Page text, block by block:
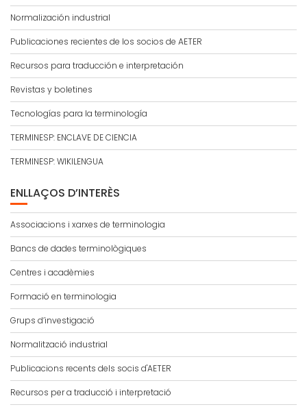
Normalización industrial
Publicaciones recientes de los socios de AETER
Recursos para traducción e interpretación
Revistas y boletines
Tecnologías para la terminología
TERMINESP: ENCLAVE DE CIENCIA
TERMINESP: WIKILENGUA
ENLLAÇOS D’INTERÈS
Associacions i xarxes de terminologia
Bancs de dades terminològiques
Centres i acadèmies
Formació en terminologia
Grups d’investigació
Normalització industrial
Publicacions recents dels socis d'AETER
Recursos per a traducció i interpretació